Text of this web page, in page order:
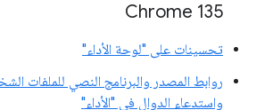
Chrome 135
تحسينات على "لوحة الأداء"
روابط المصدر والبرنامج النصي للملفات
واستدعاء الدوال في "الأداء"